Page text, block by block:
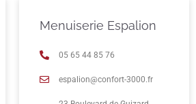
Menuiserie Espalion
05 65 44 85 76
espalion@confort-3000.fr